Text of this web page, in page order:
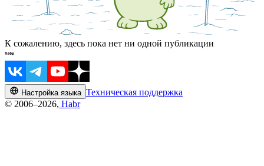
К сожалению, здесь пока нет ни одной публикации
Настройка языка Техническая поддержка
© 2006–2026, Habr